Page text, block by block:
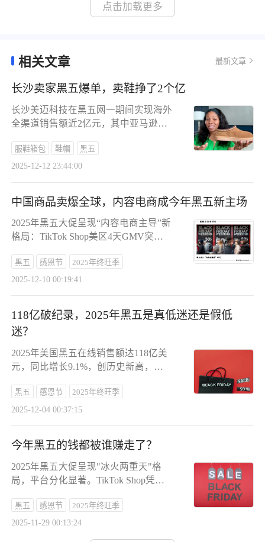
点击加载更多
相关文章 最新文章
长沙卖家黑五爆单，卖鞋挣了2个亿
长沙美迈科技在黑五网一期间实现海外
全渠道销售额近2亿元，其中亚马逊
超100%。其核心品牌Dream Pairs凭借
早期布局成亚马逊女鞋类目TOP1，并
累27万粉丝，以主推品集中资源投放、
达人带货结合线下门店（美国已开5
家）实现全域增长。同期，环保女鞋品
打开中高端市场，印证鞋履赛道仍存品
服鞋箱包 鞋帽 黑五
2025-12-12 23:44:00
中国商品卖爆全球，内容电商成今年黑五新主场
2025年黑五大促呈现“内容电商主导”新
格局：TikTok Shop美区4天GMV突破5
国卖家通过“内容+供应链”双轮驱动打
造爆款，如义乌圣诞毛绒拖鞋和超大蝴
覆盖美、英、欧盟等八大市场，结合线
下时代广场大屏、NBA赛事等超级品
主场。
黑五 感恩节 2025年终旺季
2025-12-10 00:19:41
118亿破纪录，2025年黑五是真低迷还是假低
迷？
2025年美国黑五在线销售额达118亿美
元，同比增长9.1%，创历史新高，但
注折扣与实用价值，AI驱动流量同比
暴增805%，智能助手成为购物决策关
收入群体支撑的奢侈品及高端品类表现
强劲。整体数据显示，旺季机会正向头
部品牌及供应链优势企业集中。
黑五 感恩节 2025年终旺季
2025-12-04 00:37:15
今年黑五的钱都被谁赚走了？
2025年黑五大促呈现"冰火两重天"格
局，平台分化显著。TikTok Shop凭借
首周单日销售额峰值达200万美元，超
300个直播间销售额破1万美元，欧洲站
黑五 感恩节 2025年终旺季
2025-11-29 00:13:24